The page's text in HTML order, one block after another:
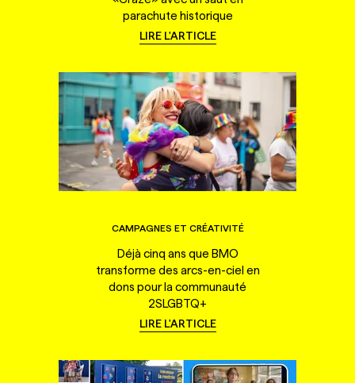
parachute historique
LIRE L'ARTICLE
CAMPAGNES ET CRÉATIVITÉ
Déjà cinq ans que BMO
transforme des arcs-en-ciel en
dons pour la communauté
2SLGBTQ+
LIRE L'ARTICLE